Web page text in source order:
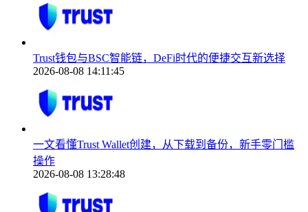
Trust钱包与BSC智能链，DeFi时代的便捷交互新选择
2026-08-08 14:11:45
一文看懂Trust Wallet创建，从下载到备份，新手零门槛
操作
2026-08-08 13:28:48